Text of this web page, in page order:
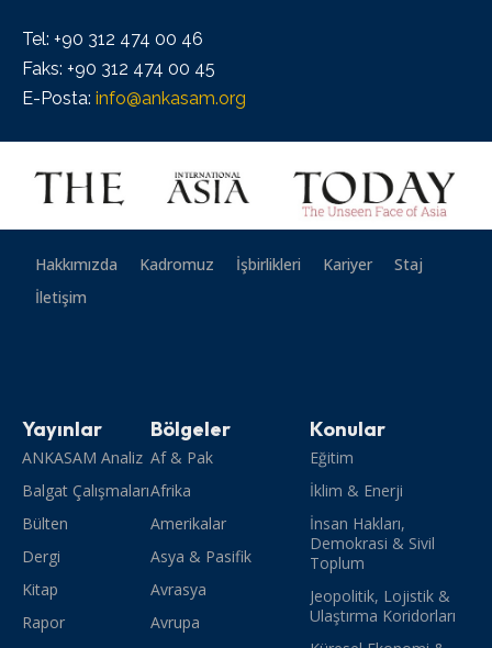
Tel: +90 312 474 00 46
Faks: +90 312 474 00 45
E-Posta: info@ankasam.org
Hakkımızda Kadromuz İşbirlikleri Kariyer
Staj
İletişim
Yayınlar
ANKASAM Analiz
Balgat Çalışmaları
Bülten
Dergi
Kitap
Rapor
Bölgeler
Af & Pak
Afrika
Amerikalar
Asya & Pasifik
Avrasya
Avrupa
Konular
Eğitim
İklim & Enerji
İnsan Hakları,
Demokrasi & Sivil
Toplum
Jeopolitik, Lojistik &
Ulaştırma Koridorları